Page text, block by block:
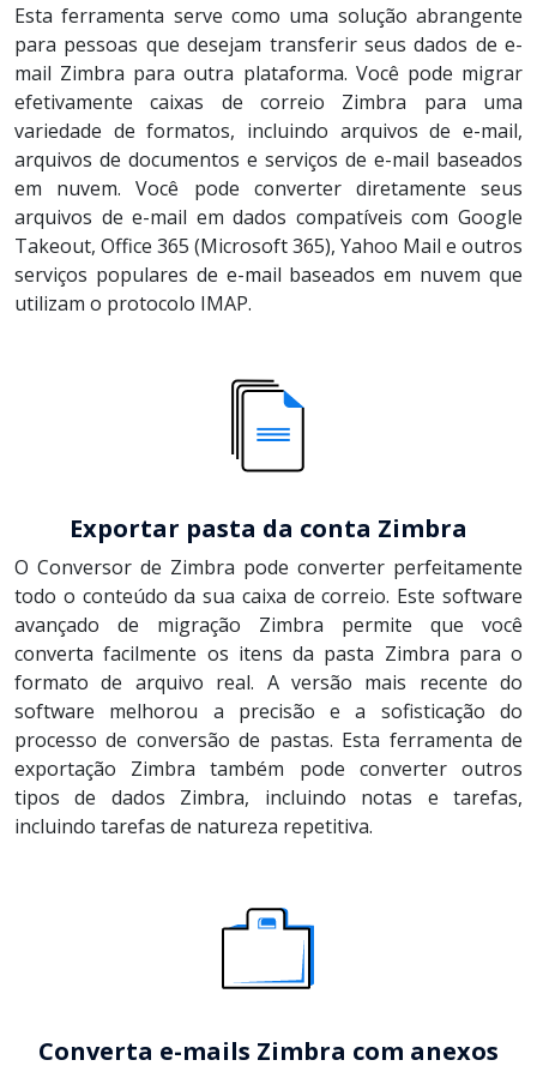
Esta ferramenta serve como uma solução abrangente
para pessoas que desejam transferir seus dados de e-
mail Zimbra para outra plataforma. Você pode migrar
efetivamente caixas de correio Zimbra para uma
variedade de formatos, incluindo arquivos de e-mail,
arquivos de documentos e serviços de e-mail baseados
em nuvem. Você pode converter diretamente seus
arquivos de e-mail em dados compatíveis com Google
Takeout, Office 365 (Microsoft 365), Yahoo Mail e outros
serviços populares de e-mail baseados em nuvem que
utilizam o protocolo IMAP.
Exportar pasta da conta Zimbra
O Conversor de Zimbra pode converter perfeitamente
todo o conteúdo da sua caixa de correio. Este software
avançado de migração Zimbra permite que você
converta facilmente os itens da pasta Zimbra para o
formato de arquivo real. A versão mais recente do
software melhorou a precisão e a sofisticação do
processo de conversão de pastas. Esta ferramenta de
exportação Zimbra também pode converter outros
tipos de dados Zimbra, incluindo notas e tarefas,
incluindo tarefas de natureza repetitiva.
Converta e-mails Zimbra com anexos